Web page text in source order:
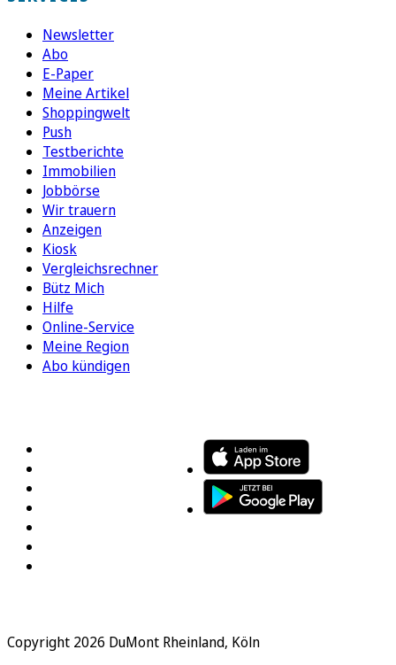
Newsletter
Abo
E-Paper
Meine Artikel
Shoppingwelt
Push
Testberichte
Immobilien
Jobbörse
Wir trauern
Anzeigen
Kiosk
Vergleichsrechner
Bütz Mich
Hilfe
Online-Service
Meine Region
Abo kündigen
Copyright 2026 DuMont Rheinland, Köln